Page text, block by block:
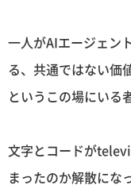
一人がAIエージェン
る、共通ではない価
というこの場にいる
文字とコードが
まったのか解散にな